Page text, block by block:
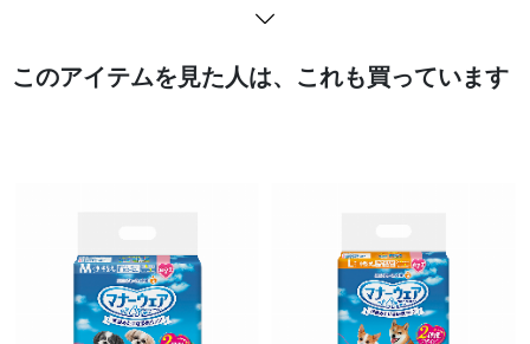
このアイテムを見た人は、これも買っています